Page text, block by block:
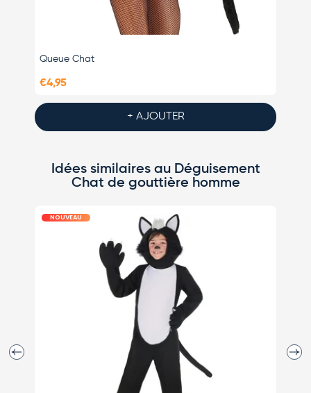
Queue Chat
€4,95
+ AJOUTER
Idées similaires au Déguisement
Chat de gouttière homme
NOUVEAU
Précédent